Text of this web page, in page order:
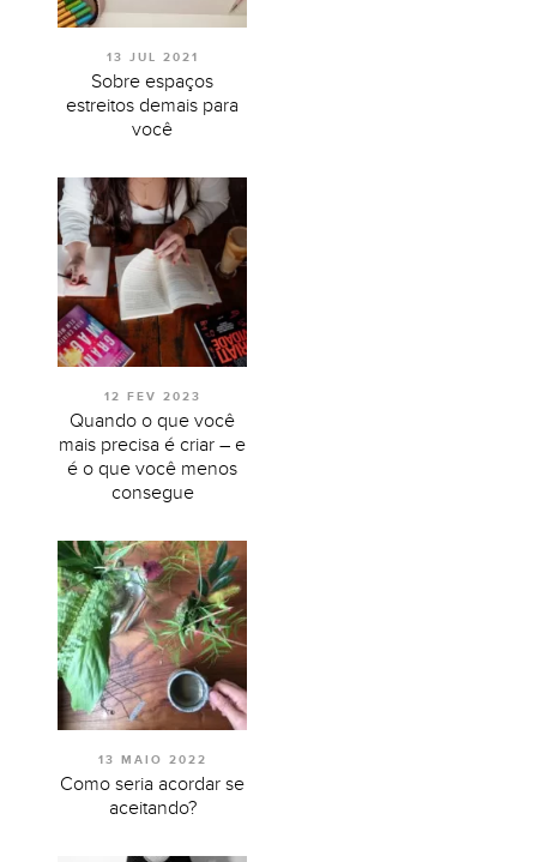
13 JUL 2021
Sobre espaços
estreitos demais para
você
12 FEV 2023
Quando o que você
mais precisa é criar – e
é o que você menos
consegue
13 MAIO 2022
Como seria acordar se
aceitando?